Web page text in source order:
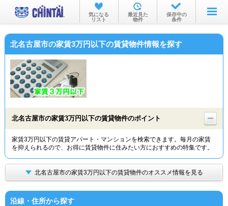
お部屋を探す
沿線・駅から
物件特集から
TOP
気になる
リスト
最近見た
物件
保存中の
条件
北名古屋市の家賃3万円以下の賃貸物件情報を探す
北名古屋市の家賃3万円以下の賃貸物件のポイント
家賃3万円以下の賃貸アパート・マンションを検索できます。毎月の家賃
を抑えられるので、お得に賃貸物件に住みたい方におすすめの特集です。
北名古屋市の家賃3万円以下の賃貸物件のオススメ情報を見る
沿線・住所から探す